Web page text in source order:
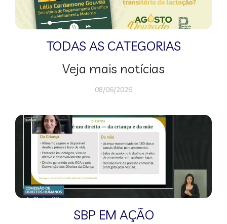
TODAS AS CATEGORIAS
Veja mais notícias
08/06/2026
SBP EM AÇÃO